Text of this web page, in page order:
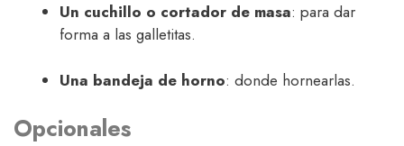
Un cuchillo o cortador de masa: para dar
forma a las galletitas.
Una bandeja de horno: donde hornearlas.
Opcionales